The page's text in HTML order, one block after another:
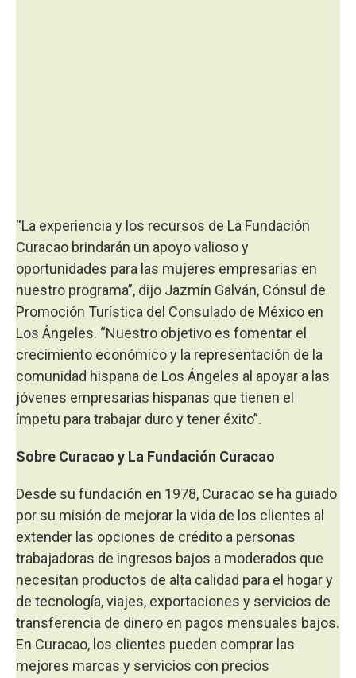
“La experiencia y los recursos de La Fundación
Curacao brindarán un apoyo valioso y
oportunidades para las mujeres empresarias en
nuestro programa”, dijo Jazmín Galván, Cónsul de
Promoción Turística del Consulado de México en
Los Ángeles. “Nuestro objetivo es fomentar el
crecimiento económico y la representación de la
comunidad hispana de Los Ángeles al apoyar a las
jóvenes empresarias hispanas que tienen el
ímpetu para trabajar duro y tener éxito”.
Sobre Curacao y La Fundación Curacao
Desde su fundación en 1978, Curacao se ha guiado
por su misión de mejorar la vida de los clientes al
extender las opciones de crédito a personas
trabajadoras de ingresos bajos a moderados que
necesitan productos de alta calidad para el hogar y
de tecnología, viajes, exportaciones y servicios de
transferencia de dinero en pagos mensuales bajos.
En Curacao, los clientes pueden comprar las
mejores marcas y servicios con precios